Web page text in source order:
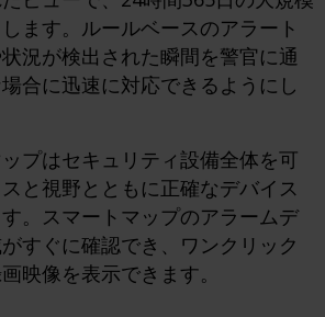
ます。ルールベースのアラート
況が検出された瞬間を警官に通
合に迅速に対応できるようにし
プはセキュリティ設備全体を可
と視野とともに正確なデバイス
。スマートマップのアラームデ
すぐに確認でき、ワンクリック
映像を表示できます。